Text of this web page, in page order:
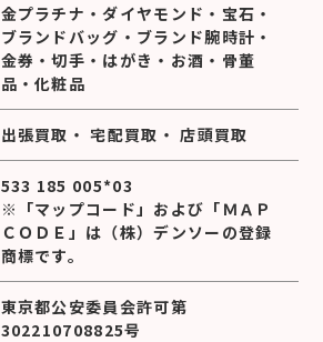
金プラチナ ・ダイヤモンド ・ 宝石 ・
ブランドバッグ ・ ブランド腕時計 ・
金券 ・切手 ・ はがき ・ お酒 ・ 骨董
品 ・化粧品
出張買取 ・宅配買取 ・店頭買取
533 185 005*03
※「マップコード」および「ＭＡＰ
ＣＯＤＥ」は（株）デンソーの登録
商標です。
東京都公安委員会許可第
302210708825号